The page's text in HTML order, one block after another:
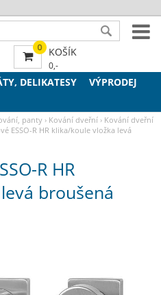
DELIKATESY
VÝPRODEJ
panty › Kování dveřní › Kování dveřní
ESSO-R HR klika/koule vložka levá
R HR
broušená
0 KOŠÍK
0,-